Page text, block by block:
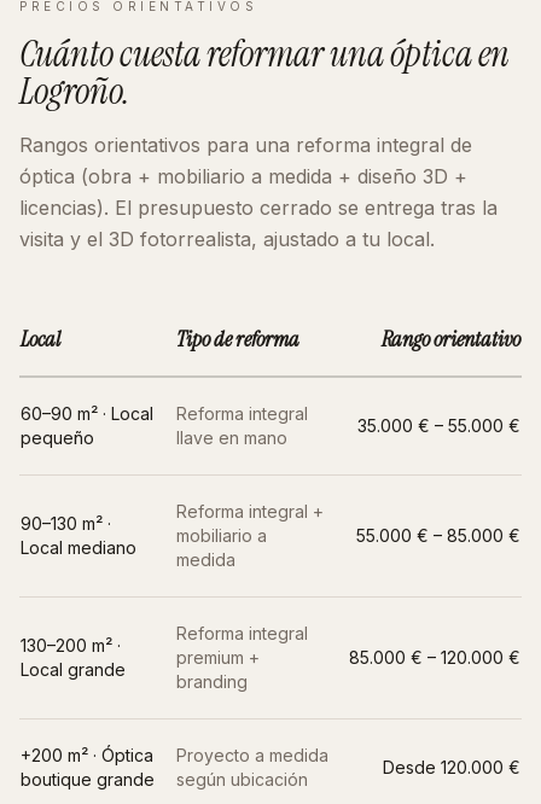
PRECIOS ORIENTATIVOS
Cuánto cuesta reformaruna ópticaen
Logroño.
Rangos orientativos para una reforma integral de
óptica (obra + mobiliario a medida + diseño 3D +
licencias). El presupuesto cerrado se entrega tras la
visita y el 3D fotorrealista, ajustado a tu local.
Local Tipo de reforma Rango orientativo
60–90 m² · Local
pequeño
Reforma integral
llave en mano
35.000 € – 55.000 €
90–130 m² ·
Local mediano
Reforma integral +
mobiliario a
medida
55.000 € – 85.000 €
130–200 m² ·
Local grande
Reforma integral
premium +
branding
85.000 € – 120.000 €
+200 m² · Óptica
boutique grande
Proyecto a medida
según ubicación
Desde 120.000 €